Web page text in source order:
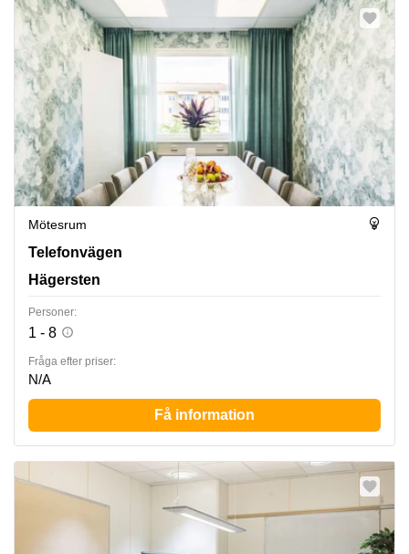
Mötesrum
Telefonvägen 30, Hägersten
Telefonvägen
Hägersten
Personer:
1 - 8
Fråga efter priser:
N/A
Få information